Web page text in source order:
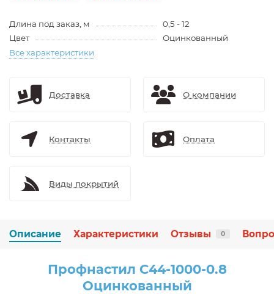
Длина под заказ, м
0,5 - 12
Цвет
Оцинкованный
Все характеристики
Доставка О компании
Контакты Оплата
Виды покрытий
Описание Характеристики Отзывы 0
Профнастил С44-1000-0.8
Оцинкованный